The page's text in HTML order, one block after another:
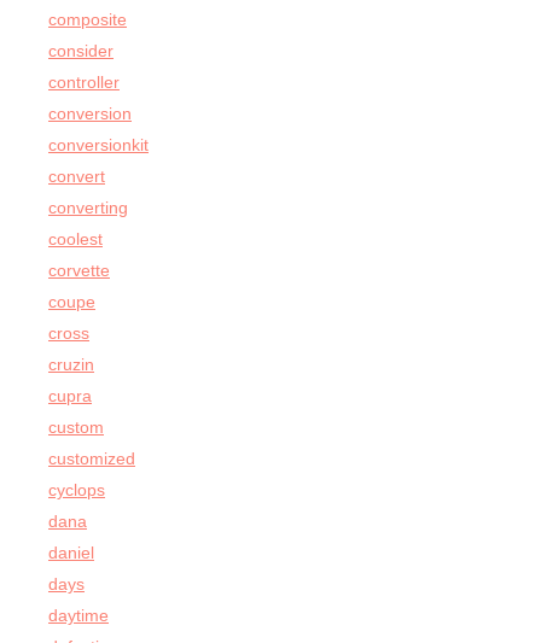
composite
consider
controller
conversion
conversionkit
convert
converting
coolest
corvette
coupe
cross
cruzin
cupra
custom
customized
cyclops
dana
daniel
days
daytime